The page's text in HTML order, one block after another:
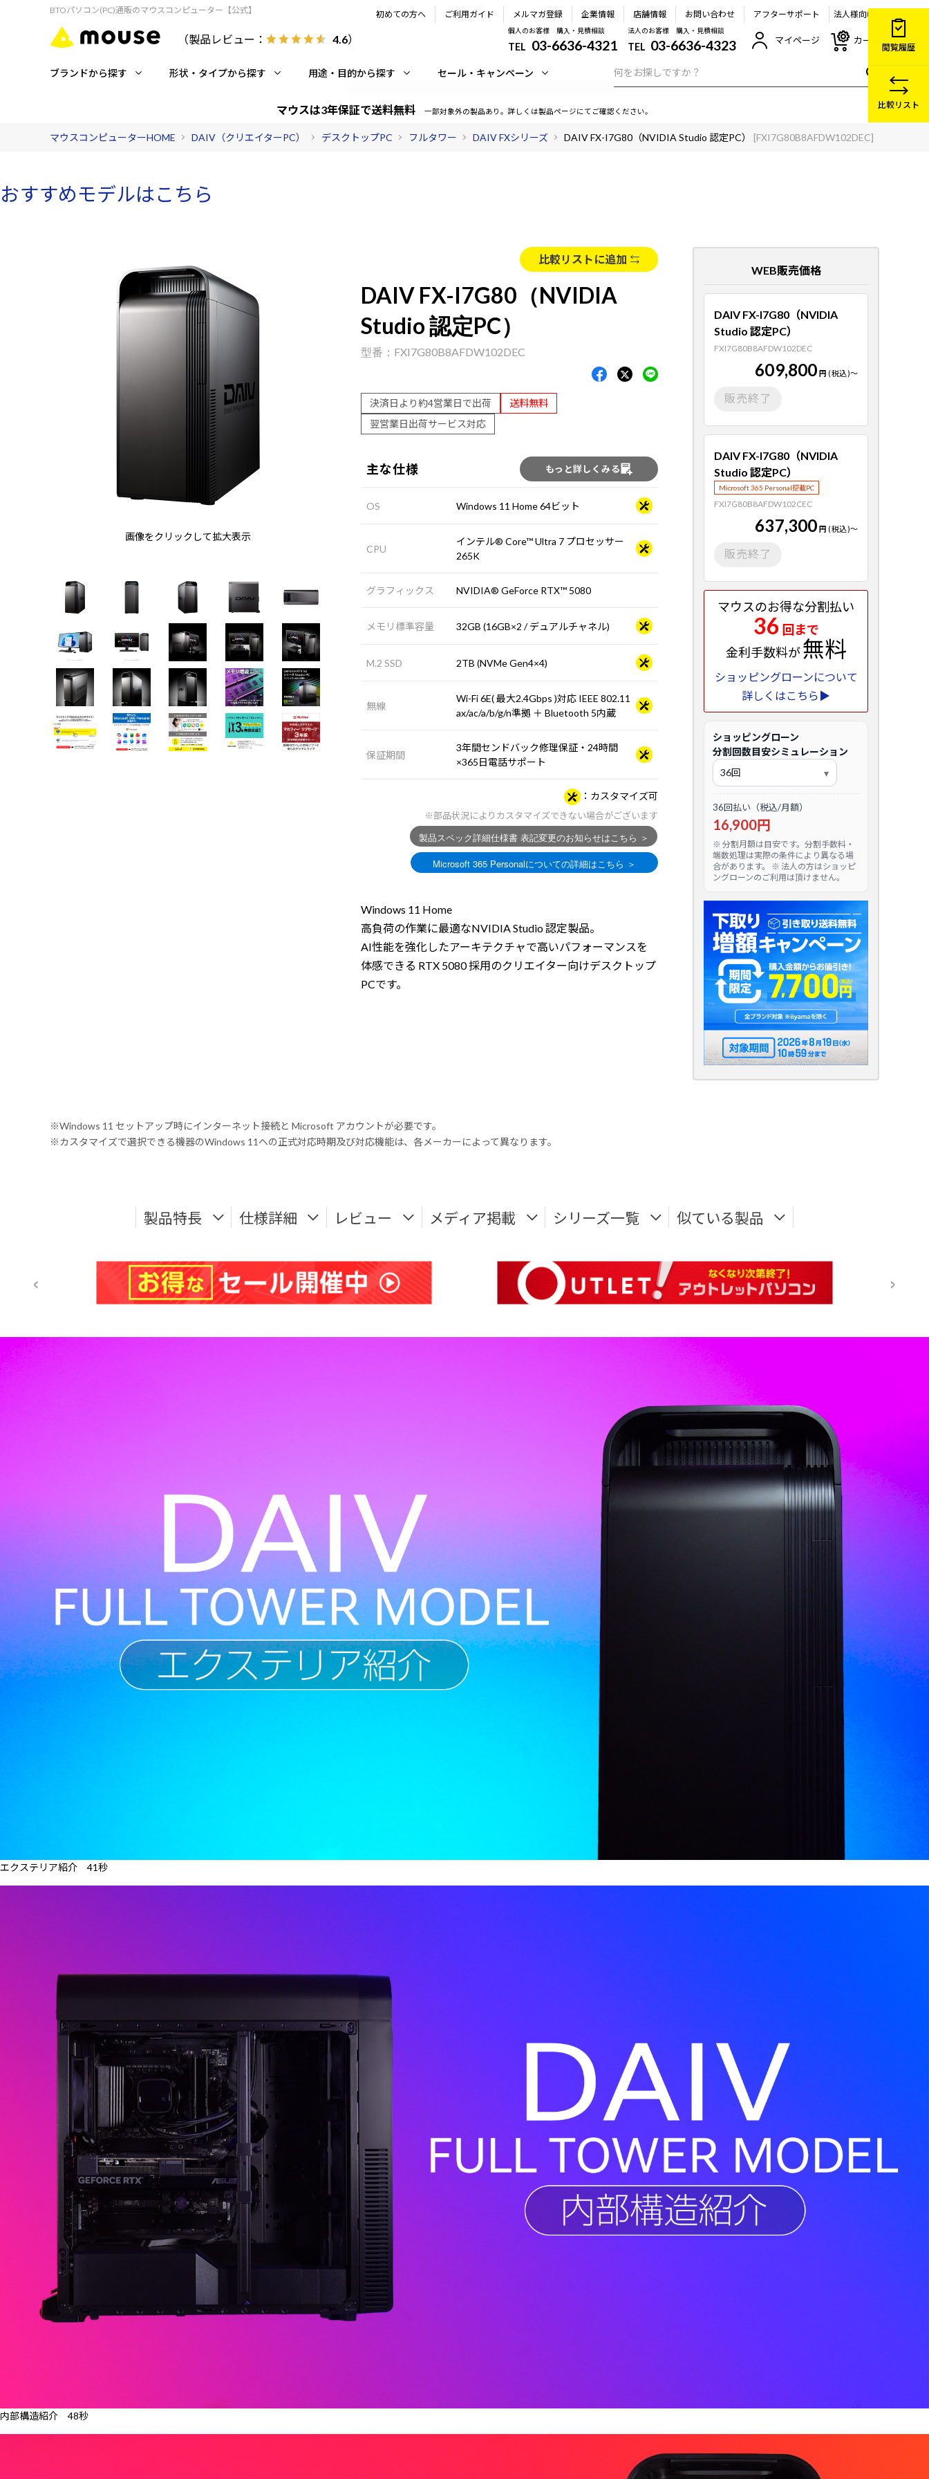
BTOパソコン(PC)通販のマウスコンピューター【公式】
（製品レビュー： 4.6）
初めての方へ ご利用ガイド メルマガ登録 企業情報 店舗情報 お問い合わせ アフターサポート 法人様向け
個人のお客様 購入・見積相談
TEL 03-6636-4321
法人のお客様 購入・見積相談
TEL 03-6636-4323 マイページ カート
ブランドから探す 形状・タイプから探す 用途・目的から探す セール・キャンペーン
マウスは3年保証で送料無料 一部対象外の製品あり。詳しくは製品ページにてご確認ください。
マウスコンピューターHOME DAIV（クリエイターPC） デスクトップPC フルタワー DAIV FXシリーズ DAIV FX-I7G80（NVIDIA Studio 認定PC） [FXI7G80B8AFDW102DEC]
おすすめモデルはこちら
画像をクリックして拡大表示
比較リストに追加
DAIV FX-I7G80（NVIDIA
Studio 認定PC）
FXI7G80B8AFDW102DEC
決済日より約4営業日で出荷
送料無料
翌営業日出荷サービス対応
主な仕様 もっと詳しくみる
OS Windows 11 Home 64ビット
CPU
インテル® Core™ Ultra 7 プロセッサー
265K
グラフィックス NVIDIA® GeForce RTX™ 5080
メモリ標準容量 32GB (16GB×2 / デュアルチャネル)
M.2 SSD 2TB (NVMe Gen4×4)
無線
Wi-Fi 6E( 最大2.4Gbps )対応 IEEE 802.11
ax/ac/a/b/g/n準拠 ＋ Bluetooth 5内蔵
保証期間
3年間センドバック修理保証・24時間
×365日電話サポート
カスタマイズ可
※部品状況によりカスタマイズできない場合がございます
Windows 11 Home
高負荷の作業に最適なNVIDIA Studio 認定製品。
AI性能を強化したアーキテクチャで高いパフォーマンスを
体感できる RTX 5080 採用のクリエイター向けデスクトップ
PCです。
WEB販売価格
DAIV FX-I7G80（NVIDIA
Studio 認定PC）
FXI7G80B8AFDW102DEC
609,800 円 (税込)～
販売終了
DAIV FX-I7G80（NVIDIA
Studio 認定PC）
Microsoft 365 Personal搭載PC
FXI7G80B8AFDW102CEC
637,300 円 (税込)～
販売終了
マウスのお得な分割払い
36 回まで
金利手数料が無料
ショッピングローンについて
詳しくはこちら▶
ショッピングローン
分割回数目安シミュレーション
36回払い（税込/月額）
16,900円
※ 分割月額は目安です。分割手数料・
端数処理は実際の条件により異なる場
合があります。 ※ 法人の方はショッピ
ングローンのご利用は頂けません。
※Windows 11 セットアップ時にインターネット接続と Microsoft アカウントが必要です。
※カスタマイズで選択できる機器のWindows 11への正式対応時期及び対応機能は、各メーカーによって異なります。
製品特長 仕様詳細 レビュー メディア掲載 シリーズ一覧 似ている製品
エクステリア紹介 41秒
内部構造紹介 48秒
閲覧履歴
比較リスト